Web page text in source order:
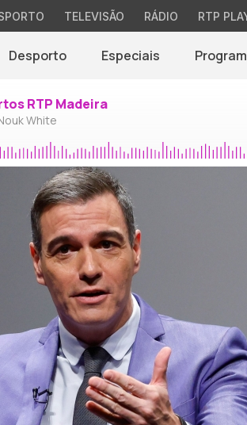
TELEVISÃO RÁDIO RTP
Desporto Especiais
RTP Madeira
White